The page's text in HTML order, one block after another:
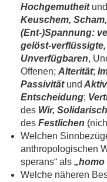
Hochgemutheit und
Keuschem,
(Ent-)Spannung:
gelöst-
Unverfügbaren,
Offenen; Alterität;
Passivität und
Entscheidung;
des Wir,
des Festlichen
Welchen
anthropologischen
sperans“ als „homo
Welche näheren